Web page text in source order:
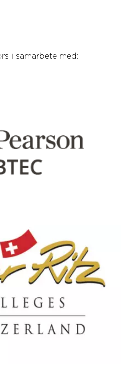
i samarbete med: